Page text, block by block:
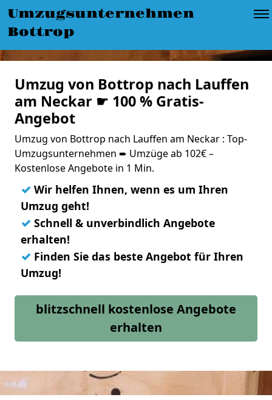
Umzugsunternehmen
Bottrop
Umzug von Bottrop nach Lauffen
am Neckar ☛ 100 % Gratis-
Angebot
Umzug von Bottrop nach Lauffen am Neckar : Top-
Umzugsunternehmen ➨ Umzüge ab 102€ –
Kostenlose Angebote in 1 Min.
✓ Wir helfen Ihnen, wenn es um Ihren
Umzug geht!
✓ Schnell & unverbindlich Angebote
erhalten!
✓ Finden Sie das beste Angebot für Ihren
Umzug!
blitzschnell kostenlose Angebote
erhalten